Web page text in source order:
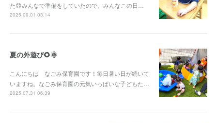
た😊みんなで準備をしていたので、みんなこの日…
2025.09.01 03:14
夏の外遊び🌻🌞
こんにちは なごみ保育園です！毎日暑い日が続いて
いますね。なごみ保育園の元気いっぱいな子どもた…
2025.07.31 06:39